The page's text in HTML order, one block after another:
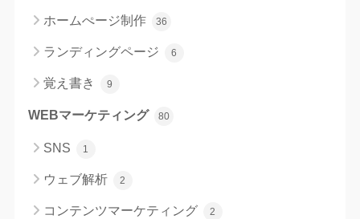
ホームぺージ制作 36
ランディングページ 6
覚え書き 9
WEBマーケティング 80
SNS 1
ウェブ解析 2
コンテンツマーケティング 2